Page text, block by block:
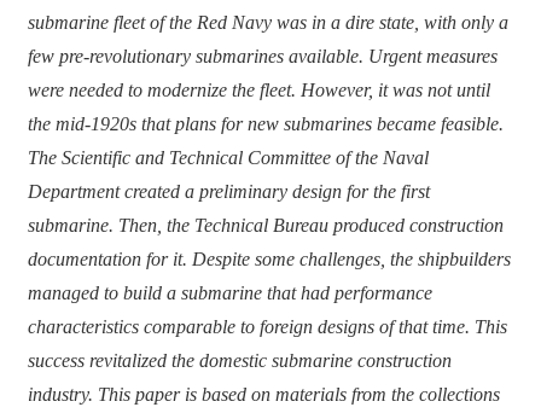
submarine fleet of the Red Navy was in a dire state, with only a
few pre-revolutionary submarines available. Urgent measures
were needed to modernize the fleet. However, it was not until
the mid-1920s that plans for new submarines became feasible.
The Scientific and Technical Committee of the Naval
Department created a preliminary design for the first
submarine. Then, the Technical Bureau produced construction
documentation for it. Despite some challenges, the shipbuilders
managed to build a submarine that had performance
characteristics comparable to foreign designs of that time. This
success revitalized the domestic submarine construction
industry. This paper is based on materials from the collections